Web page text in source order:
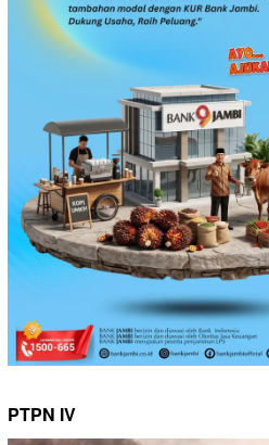
PTPN IV